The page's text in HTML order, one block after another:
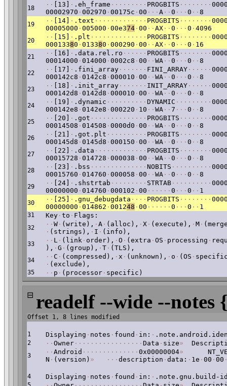
18 · · [13] · .eh_frame · · · · · · · · · PROGBITS · · · · · · · ·
00002970 · 002970 · 00175c · 00 · · · A · · 0 · · · 0 · · 8
19 · · [14] · .text · · · · · · · · · · · · · PROGBITS · · · · · · · ·
00005000 · 005000 · 00e374 · 00 · · AX · · 0 · · · 0 · 4096
20 · · [15] · .plt · · · · · · · · · · · · · · PROGBITS · · · · · · · ·
00013380 · 013380 · 000290 · 00 · · AX · · 0 · · · 0 · 16
21 · · [16] · .data.rel.ro · · · · · · PROGBITS · · · · · · · ·
00014000 · 014000 · 0002c8 · 00 · · WA · · 0 · · · 0 · · 8
22 · · [17] · .fini_array · · · · · · · FINI_ARRAY · · · · · ·
000142c8 · 0142c8 · 000010 · 00 · · WA · · 0 · · · 0 · · 8
23 · · [18] · .init_array · · · · · · · INIT_ARRAY · · · · · ·
000142d8 · 0142d8 · 000010 · 00 · · WA · · 0 · · · 0 · · 8
24 · · [19] · .dynamic · · · · · · · · · · DYNAMIC · · · · · · · · ·
000142e8 · 0142e8 · 000220 · 10 · · WA · · 7 · · · 0 · · 8
25 · · [20] · .got · · · · · · · · · · · · · · PROGBITS · · · · · · · ·
00014508 · 014508 · 0000d0 · 00 · · WA · · 0 · · · 0 · · 8
26 · · [21] · .got.plt · · · · · · · · · · PROGBITS · · · · · · · ·
000145d8 · 0145d8 · 000150 · 00 · · WA · · 0 · · · 0 · · 8
27 · · [22] · .data · · · · · · · · · · · · · PROGBITS · · · · · · · ·
00015728 · 014728 · 000038 · 00 · · WA · · 0 · · · 0 · · 8
28 · · [23] · .bss · · · · · · · · · · · · · · NOBITS · · · · · · · · · ·
00015760 · 014760 · 000058 · 00 · · WA · · 0 · · · 0 · · 8
29 · · [24] · .shstrtab · · · · · · · · · STRTAB · · · · · · · · · ·
00000000 · 014760 · 000102 · 00 · · · · · · 0 · · · 0 · · 1
30 · · [25] · .gnu_debugdata · · · · PROGBITS · · · · · · · ·
00000000 · 014862 · 001248 · 00 · · · · · · 0 · · · 0 · · 1
31 Key · to · Flags:
32 · · W · (write), · A · (alloc), · X · (execute), · M ·
· (strings), · I · (info),
33 · · L · (link · order), · O · (extra · OS · processing ·
), · G · (group), · T · (TLS),
34 · · C · (compressed), · x · (unknown), · o · (OS ·
· (exclude),
35 · · p · (processor · specific)
⊟ readelf --wide --notes
Offset 1, 8 lines modified
1 Displaying · notes · found · in: ·
2 · · Owner · · · · · · · · · · · · · · · · · Data · size»
3 · · Android · · · · · · · · · · · · · · 0x00000004»
N · (version) » · · · description · data: · 1e · 00 · 00
4 Displaying · notes · found · in: · .note.gnu.build-